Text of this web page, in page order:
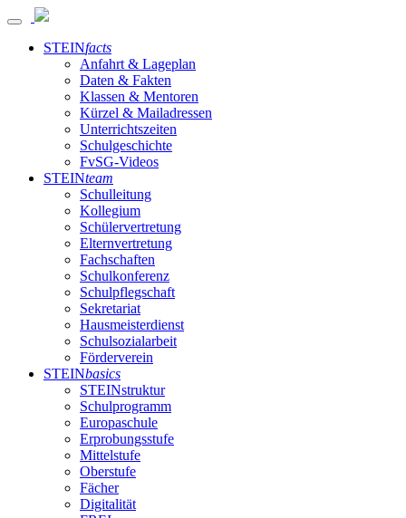
STEINfacts
Anfahrt & Lageplan
Daten & Fakten
Klassen & Mentoren
Kürzel & Mailadressen
Unterrichtszeiten
Schulgeschichte
FvSG-Videos
STEINteam
Schulleitung
Kollegium
Schülervertretung
Elternvertretung
Fachschaften
Schulkonferenz
Schulpflegschaft
Sekretariat
Hausmeisterdienst
Schulsozialarbeit
Förderverein
STEINbasics
STEINstruktur
Schulprogramm
Europaschule
Erprobungsstufe
Mittelstufe
Oberstufe
Fächer
Digitalität